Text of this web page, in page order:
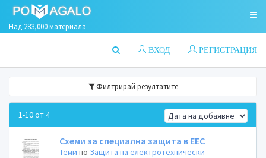
Над 283,000 материала
РЕГИСТРАЦИЯ
ВХОД
Филтрирай резултатите
1-10 от 4
Схеми за специална защита в ЕЕС
Теми по Защита на електротехнически